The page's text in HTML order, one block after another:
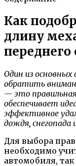
Как
длину
переднего
Один из
обратить
— это
обеспечивает
эффективное
дождя, снегопада
Для выбора
необходимо
автомобиля,